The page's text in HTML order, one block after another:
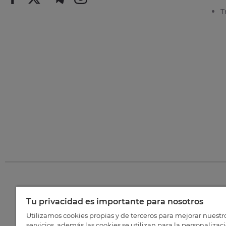
Tu privacidad es importante para nosotros
Utilizamos cookies propias y de terceros para mejorar